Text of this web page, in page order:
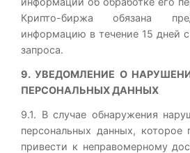
Крипто-биржа обязана
информацию в течение 15 дней
запроса.
9. УВЕДОМЛЕНИЕ О
ПЕРСОНАЛЬНЫХ ДАННЫХ
9.1. В случае обнаружения
персональных данных,
привести к неправомерному